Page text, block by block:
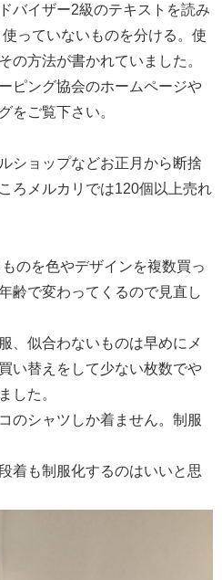
バイザー2級のテキストを読み
っていないものを分ける。使
の方法が書かれていました。
ピング協会のホームページや
をご覧下さい。
ショップなどお正月から断捨
ろメルカリでは120個以上売れ
のを色やデザインを複数買っ
齢で変わってくるので見直し
、似合わないものは早めにメ
い替えをして少ない枚数でや
した。
のシャツしか着ません。制服
着も制服化するのはいいと思